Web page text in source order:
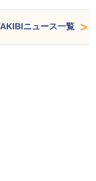
ニュース一覧